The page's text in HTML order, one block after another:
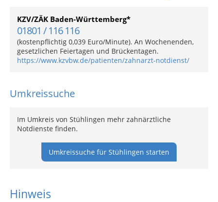
KZV/ZÄK Baden-Württemberg*
01801 / 116 116
(kostenpflichtig 0,039 Euro/Minute). An Wochenenden,
gesetzlichen Feiertagen und Brückentagen.
https://www.kzvbw.de/patienten/zahnarzt-notdienst/
Umkreissuche
Im Umkreis von Stühlingen mehr zahnärztliche
Notdienste finden.
Umkreissuche für Stühlingen starten
Hinweis